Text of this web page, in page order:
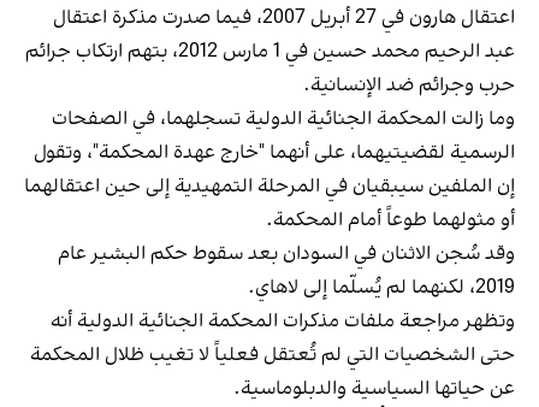
اعتقال هارون في 27 أبريل 2007، فيما صدرت مذكرة اعتقال
عبد الرحيم محمد حسين في 1 مارس 2012، بتهم ارتكاب جرائم
حرب وجرائم ضد الإنسانية.
وما زالت المحكمة الجنائية الدولية تسجلهما، في الصفحات
الرسمية لقضيتيهما، على أنهما "خارج عهدة المحكمة"، وتقول
إن الملفين سيبقيان في المرحلة التمهيدية إلى حين اعتقالهما
أو مثولهما طوعاً أمام المحكمة.
وقد سُجن الاثنان في السودان بعد سقوط حكم البشير عام
2019، لكنهما لم يُسلّما إلى لاهاي.
وتظهر مراجعة ملفات مذكرات المحكمة الجنائية الدولية أنه
حتى الشخصيات التي لم تُعتقل فعلياً لا تغيب ظلال المحكمة
عن حياتها السياسية والدبلوماسية.